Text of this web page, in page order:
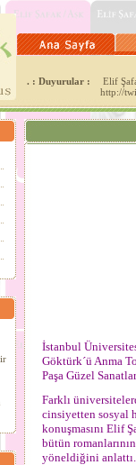
. : Duyurular :
Elif
http://
İstanbul
Göktürk´ü Anma
Paşa Güzel
Farklı
cinsiyetten sosyal
konuşmasını Elif
bütün
yöneldiğini anlattı.